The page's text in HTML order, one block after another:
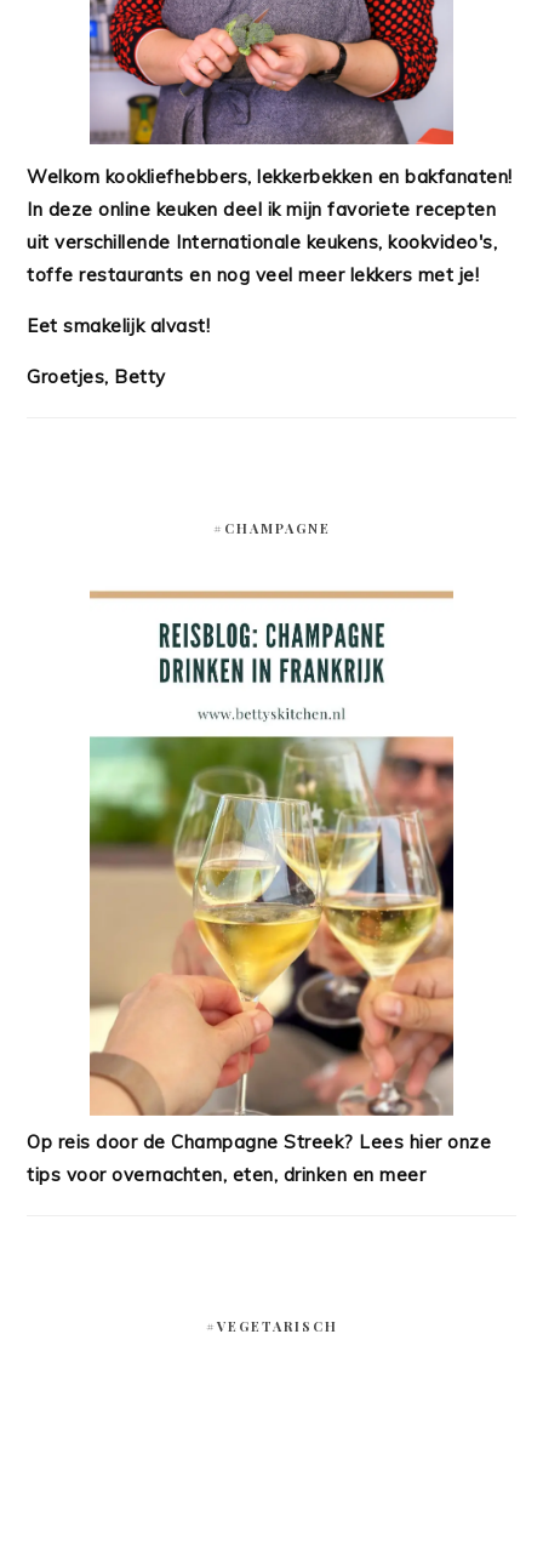
Welkom kookliefhebbers, lekkerbekken en bakfanaten!
In deze online keuken deel ik mijn favoriete recepten
uit verschillende Internationale keukens, kookvideo's,
toffe restaurants en nog veel meer lekkers met je!
Eet smakelijk alvast!
Groetjes, Betty
#CHAMPAGNE
Op reis door de Champagne Streek? Lees hier onze
tips voor overnachten, eten, drinken en meer
#VEGETARISCH